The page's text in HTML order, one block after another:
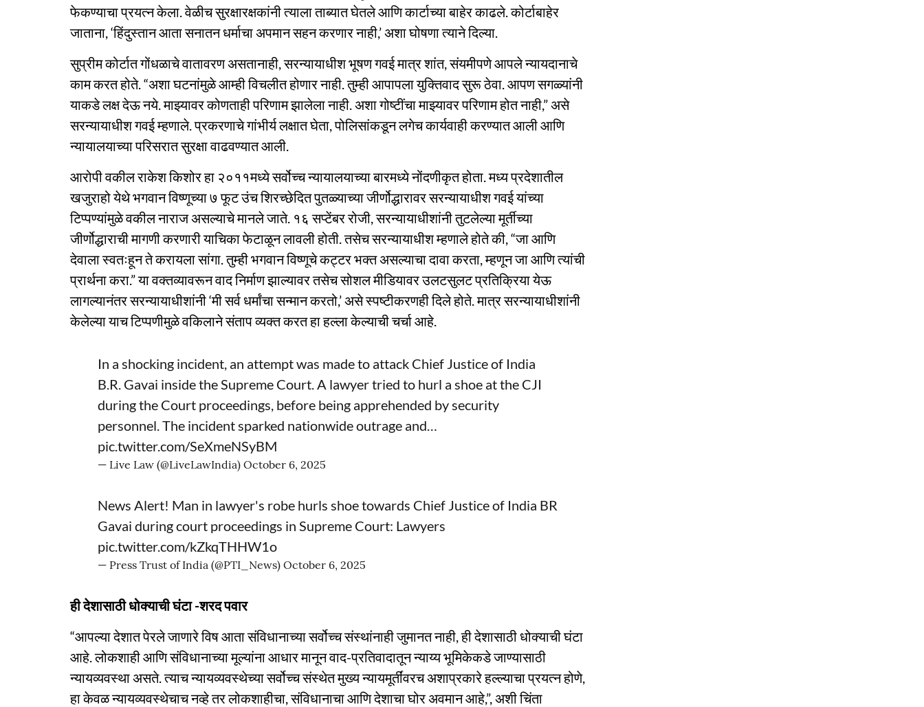
फेकण्याचा प्रयत्न केला. वेळीच सुरक्षारक्षकांनी त्याला ताब्यात घेतले आणि कार्टाच्या बाहेर काढले. कोर्टाबाहेर
जाताना, ‘हिंदुस्तान आता सनातन धर्माचा अपमान सहन करणार नाही,’ अशा घोषणा त्याने दिल्या.
सुप्रीम कोर्टात गोंधळाचे वातावरण असतानाही, सरन्यायाधीश भूषण गवई मात्र शांत, संयमीपणे आपले न्यायदानाचे
काम करत होते. “अशा घटनांमुळे आम्ही विचलीत होणार नाही. तुम्ही आपापला युक्तिवाद सुरू ठेवा. आपण सगळ्यांनी
याकडे लक्ष देऊ नये. माझ्यावर कोणताही परिणाम झालेला नाही. अशा गोष्टींचा माझ्यावर परिणाम होत नाही,” असे
सरन्यायाधीश गवई म्हणाले. प्रकरणाचे गांभीर्य लक्षात घेता, पोलिसांकडून लगेच कार्यवाही करण्यात आली आणि
न्यायालयाच्या परिसरात सुरक्षा वाढवण्यात आली.
आरोपी वकील राकेश किशोर हा २०११मध्ये सर्वोच्च न्यायालयाच्या बारमध्ये नोंदणीकृत होता. मध्य प्रदेशातील
खजुराहो येथे भगवान विष्णूच्या ७ फूट उंच शिरच्छेदित पुतळ्याच्या जीर्णोद्धारावर सरन्यायाधीश गवई यांच्या
टिप्पण्यांमुळे वकील नाराज असल्याचे मानले जाते. १६ सप्टेंबर रोजी, सरन्यायाधीशांनी तुटलेल्या मूर्तीच्या
जीर्णोद्धाराची मागणी करणारी याचिका फेटाळून लावली होती. तसेच सरन्यायाधीश म्हणाले होते की, “जा आणि
देवाला स्वतःहून ते करायला सांगा. तुम्ही भगवान विष्णूचे कट्टर भक्त असल्याचा दावा करता, म्हणून जा आणि त्यांची
प्रार्थना करा.” या वक्तव्यावरून वाद निर्माण झाल्यावर तसेच सोशल मीडियावर उलटसुलट प्रतिक्रिया येऊ
लागल्यानंतर सरन्यायाधीशांनी ‘मी सर्व धर्मांचा सन्मान करतो,’ असे स्पष्टीकरणही दिले होते. मात्र सरन्यायाधीशांनी
केलेल्या याच टिप्पणीमुळे वकिलाने संताप व्यक्त करत हा हल्ला केल्याची चर्चा आहे.
In a shocking incident, an attempt was made to attack Chief Justice of India
B.R. Gavai inside the Supreme Court. A lawyer tried to hurl a shoe at the CJI
during the Court proceedings, before being apprehended by security
personnel. The incident sparked nationwide outrage and…
pic.twitter.com/SeXmeNSyBM
— Live Law (@LiveLawIndia) October 6, 2025
News Alert! Man in lawyer's robe hurls shoe towards Chief Justice of India BR
Gavai during court proceedings in Supreme Court: Lawyers
pic.twitter.com/kZkqTHHW1o
— Press Trust of India (@PTI_News) October 6, 2025
ही देशासाठी धोक्याची घंटा -शरद पवार
“आपल्या देशात पेरले जाणारे विष आता संविधानाच्या सर्वोच्च संस्थांनाही जुमानत नाही, ही देशासाठी धोक्याची घंटा
आहे. लोकशाही आणि संविधानाच्या मूल्यांना आधार मानून वाद-प्रतिवादातून न्याय्य भूमिकेकडे जाण्यासाठी
न्यायव्यवस्था असते. त्याच न्यायव्यवस्थेच्या सर्वोच्च संस्थेत मुख्य न्यायमूर्तींवरच अशाप्रकारे हल्ल्याचा प्रयत्न होणे,
हा केवळ न्यायव्यवस्थेचाच नव्हे तर लोकशाहीचा, संविधानाचा आणि देशाचा घोर अवमान आहे,”, अशी चिंता